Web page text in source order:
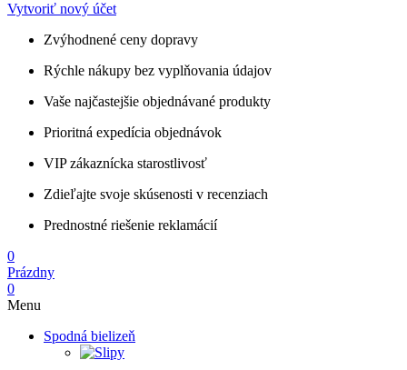
Vytvoriť nový účet
Zvýhodnené ceny dopravy
Rýchle nákupy bez vyplňovania údajov
Vaše najčastejšie objednávané produkty
Prioritná expedícia objednávok
VIP zákaznícka starostlivosť
Zdieľajte svoje skúsenosti v recenziach
Prednostné riešenie reklamácií
0
Prázdny
0
Menu
Spodná bielizeň